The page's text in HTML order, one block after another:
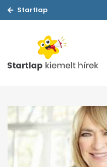
Startlap